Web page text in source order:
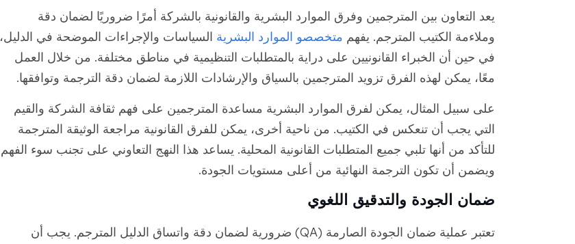
يعد التعاون بين المترجمين وفرق الموارد البشرية والقانونية بالشركة أمرًا ضروريًا لضمان دقة
وملاءمة الكتيب المترجم. يفهم متخصصو الموارد البشرية السياسات والإجراءات الموضحة في الدليل،
في حين أن الخبراء القانونيين على دراية بالمتطلبات التنظيمية في مناطق مختلفة. من خلال العمل
معًا، يمكن لهذه الفرق تزويد المترجمين بالسياق والإرشادات اللازمة لضمان دقة الترجمة وتوافقها.
على سبيل المثال، يمكن لفرق الموارد البشرية مساعدة المترجمين على فهم ثقافة الشركة والقيم
التي يجب أن تنعكس في الكتيب. من ناحية أخرى، يمكن للفرق القانونية مراجعة الوثيقة المترجمة
للتأكد من أنها تلبي جميع المتطلبات القانونية المحلية. يساعد هذا النهج التعاوني على تجنب سوء الفهم
ويضمن أن تكون الترجمة النهائية من أعلى مستويات الجودة.
ضمان الجودة والتدقيق اللغوي
تعتبر عملية ضمان الجودة الصارمة (QA) ضرورية لضمان دقة واتساق الدليل المترجم. يجب أن